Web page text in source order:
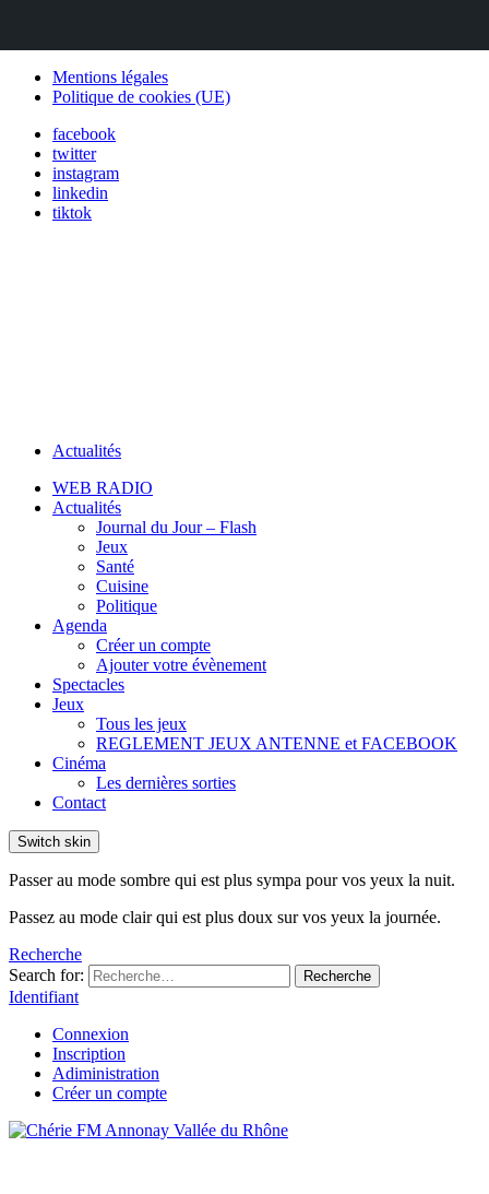
Mentions légales
Politique de cookies (UE)
facebook
twitter
instagram
linkedin
tiktok
Actualités
WEB RADIO
Actualités
Journal du Jour – Flash
Jeux
Santé
Cuisine
Politique
Agenda
Créer un compte
Ajouter votre évènement
Spectacles
Jeux
Tous les jeux
REGLEMENT JEUX ANTENNE et FACEBOOK
Cinéma
Les dernières sorties
Contact
Switch skin
Passer au mode sombre qui est plus sympa pour vos yeux la nuit.
Passez au mode clair qui est plus doux sur vos yeux la journée.
Recherche
Search for:
Recherche
Identifiant
Connexion
Inscription
Adiministration
Créer un compte